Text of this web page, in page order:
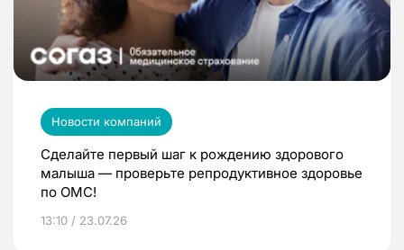
Новости компаний
Сделайте первый шаг к рождению здорового
малыша — проверьте репродуктивное здоровье
по ОМС!
13:10 / 23.07.26